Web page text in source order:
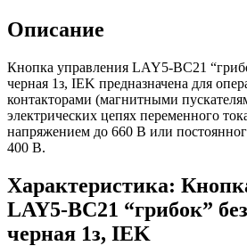
Описание
Кнопка управления LAY5-BC21
черная 1з, IEK предназначена для
контакторами (магнитными
электрических цепях переменного
напряжением до 660 В или
400 В.
Характеристика:
LAY5-BC21 “грибок”
черная 1з, IEK